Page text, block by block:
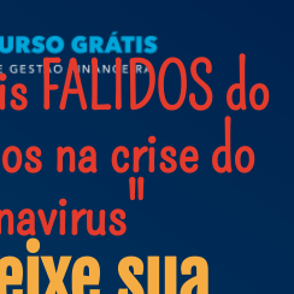
FALIDOS do
na crise do